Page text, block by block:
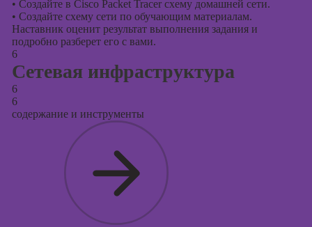
• Создайте в Cisco Packet Tracer схему домашней сети.
• Создайте схему сети по обучающим материалам.
Наставник оценит результат выполнения задания и
подробно разберет его с вами.
6
Сетевая инфраструктура
6
6
содержание и инструменты